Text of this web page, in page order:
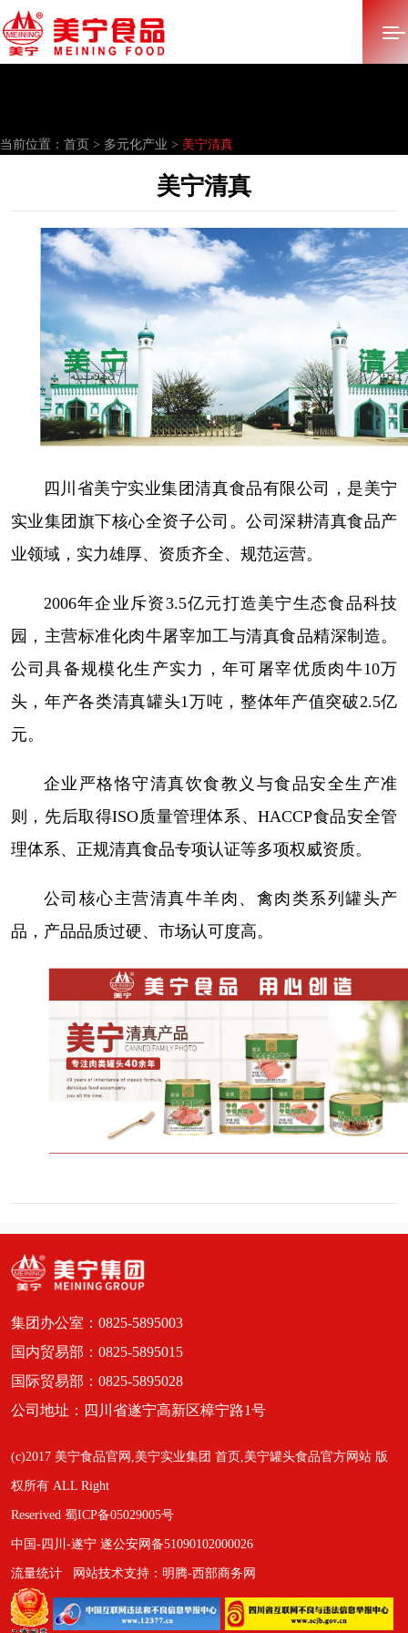
产品中心
新闻中心
加入美宁
联系我们
当前位置： 首页 > 多元化产业 > 美宁清真
美宁清真
四川省美宁实业集团清真食品有限公司，是美宁
实业集团旗下核心全资子公司。公司深耕清真食品产
业领域，实力雄厚、资质齐全、规范运营。
2006年企业斥资3.5亿元打造美宁生态食品科技
园，主营标准化肉牛屠宰加工与清真食品精深制造。
公司具备规模化生产实力，年可屠宰优质肉牛10万
头，年产各类清真罐头1万吨，整体年产值突破2.5亿
元。
企业严格恪守清真饮食教义与食品安全生产准
则，先后取得ISO质量管理体系、HACCP食品安全管
理体系、正规清真食品专项认证等多项权威资质。
公司核心主营清真牛羊肉、禽肉类系列罐头产
品，产品品质过硬、市场认可度高。
集团办公室：0825-5895003
国内贸易部：0825-5895015
国际贸易部：0825-5895028
公司地址：四川省遂宁高新区樟宁路1号
(c)2017 美宁食品官网,美宁实业集团 首页,美宁罐头食品官方网站 版
权所有 ALL Right
Reserived 蜀ICP备05029005号
中国-四川-遂宁 遂公安网备51090102000026
流量统计 网站技术支持：明腾-西部商务网